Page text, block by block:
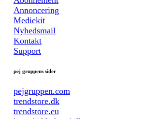
Annoncering
Mediekit
Nyhedsmail
Kontakt
Support
pej gruppens sider
pejgruppen.com
trendstore.dk
trendstore.eu